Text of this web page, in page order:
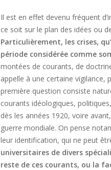
Il est en effet devenu fréquent
ce soit sur le plan des idées ou
Particulièrement, les crises,
période considérée comme
montées de courants, de
appelle à une certaine vigilance,
première question consiste
courants idéologiques,
dès les années 1920, voire
guerre mondiale. On pense
leur identification, qui ne peut
universitaires de divers
reste de ces courants, ou la